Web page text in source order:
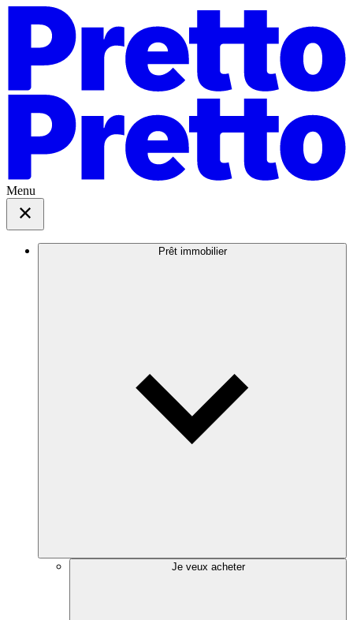
Menu
Prêt immobilier
Je veux acheter